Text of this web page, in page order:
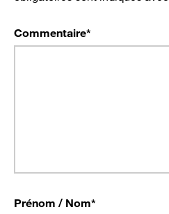
Commentaire*
Prénom / Nom*